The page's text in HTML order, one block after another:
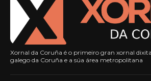
Xornal da Coruña é o primeiro gran xornal
galego da Coruña e a súa área metropolitana